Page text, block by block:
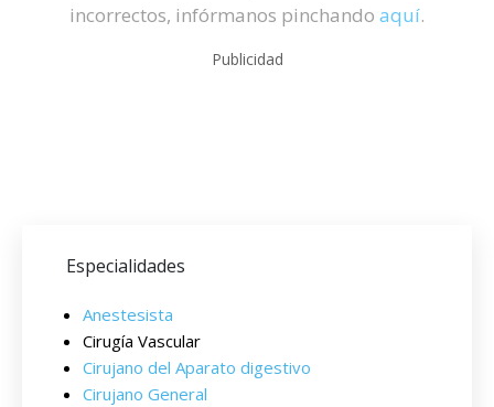
incorrectos, infórmanos pinchando aquí.
Publicidad
Especialidades
Anestesista
Cirugía Vascular
Cirujano del Aparato digestivo
Cirujano General